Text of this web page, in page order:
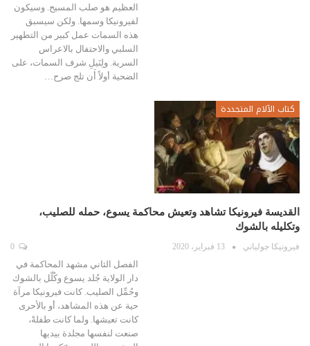
العظيم هو صلب المسيح. وسيكون
لفيرونيكا وسمها. ولكن سيسبق
هذه السمات عمل كبير من التطهير
السلبي والاحتفال بالاعراس
السرية. ولِنَيلِ شرف السمات، على
الضحية أولاً أَن تلج صرح…
كتاب الآلام المتجددة
القديسة فيرونيكا تشاهد وتعيش محاكمة يسوع، حمله للصليب،
وتكليله بالشوك
فيرونيكا جولياني 13 فبراير، 2020
الفصل الثاني مشهد المحاكمة في
دار الولاية جُلد يسوع وكُلّل بالشوك
وحُمِّل الصليب. كانت فيرونيكا مرآة
حية عن هذه المشاهد، أو بالأحرى
كانت تعيشها. ولما كانت طفلةً،
صنعت لنفسها مجلدة بيديها